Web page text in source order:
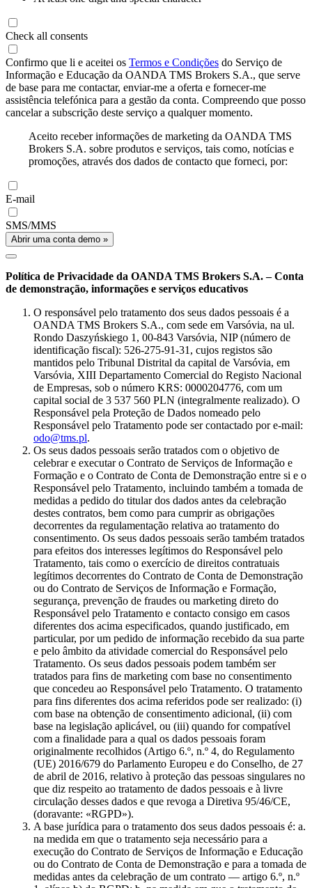
Check all consents
Confirmo que li e aceitei os Termos e Condições do Serviço de
Informação e Educação da OANDA TMS Brokers S.A., que serve
de base para me contactar, enviar-me a oferta e fornecer-me
assistência telefónica para a gestão da conta. Compreendo que posso
cancelar a subscrição deste serviço a qualquer momento.
Aceito receber informações de marketing da OANDA TMS
Brokers S.A. sobre produtos e serviços, tais como, notícias e
promoções, através dos dados de contacto que forneci, por:
E-mail
SMS/MMS
Abrir uma conta demo »
Política de Privacidade da OANDA TMS Brokers S.A. – Conta
de demonstração, informações e serviços educativos
O responsável pelo tratamento dos seus dados pessoais é a
OANDA TMS Brokers S.A., com sede em Varsóvia, na ul.
Rondo Daszyńskiego 1, 00-843 Varsóvia, NIP (número de
identificação fiscal): 526-275-91-31, cujos registos são
mantidos pelo Tribunal Distrital da capital de Varsóvia, em
Varsóvia, XIII Departamento Comercial do Registo Nacional
de Empresas, sob o número KRS: 0000204776, com um
capital social de 3 537 560 PLN (integralmente realizado). O
Responsável pela Proteção de Dados nomeado pelo
Responsável pelo Tratamento pode ser contactado por e-mail:
odo@tms.pl.
Os seus dados pessoais serão tratados com o objetivo de
celebrar e executar o Contrato de Serviços de Informação e
Formação e o Contrato de Conta de Demonstração entre si e o
Responsável pelo Tratamento, incluindo também a tomada de
medidas a pedido do titular dos dados antes da celebração
destes contratos, bem como para cumprir as obrigações
decorrentes da regulamentação relativa ao tratamento do
consentimento. Os seus dados pessoais serão também tratados
para efeitos dos interesses legítimos do Responsável pelo
Tratamento, tais como o exercício de direitos contratuais
legítimos decorrentes do Contrato de Conta de Demonstração
ou do Contrato de Serviços de Informação e Formação,
segurança, prevenção de fraudes ou marketing direto do
Responsável pelo Tratamento e contacto consigo em casos
diferentes dos acima especificados, quando justificado, em
particular, por um pedido de informação recebido da sua parte
e pelo âmbito da atividade comercial do Responsável pelo
Tratamento. Os seus dados pessoais podem também ser
tratados para fins de marketing com base no consentimento
que concedeu ao Responsável pelo Tratamento. O tratamento
para fins diferentes dos acima referidos pode ser realizado: (i)
com base na obtenção de consentimento adicional, (ii) com
base na legislação aplicável, ou (iii) quando for compatível
com a finalidade para a qual os dados pessoais foram
originalmente recolhidos (Artigo 6.º, n.º 4, do Regulamento
(UE) 2016/679 do Parlamento Europeu e do Conselho, de 27
de abril de 2016, relativo à proteção das pessoas singulares no
que diz respeito ao tratamento de dados pessoais e à livre
circulação desses dados e que revoga a Diretiva 95/46/CE,
(doravante: «RGPD»).
A base jurídica para o tratamento dos seus dados pessoais é: a.
na medida em que o tratamento seja necessário para a
execução do Contrato de Serviços de Informação e Educação
ou do Contrato de Conta de Demonstração e para a tomada de
medidas antes da celebração de um contrato — artigo 6.º, n.º